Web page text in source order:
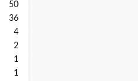
50
36
4
2
1
1